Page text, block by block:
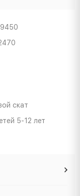
скат
5-12 лет